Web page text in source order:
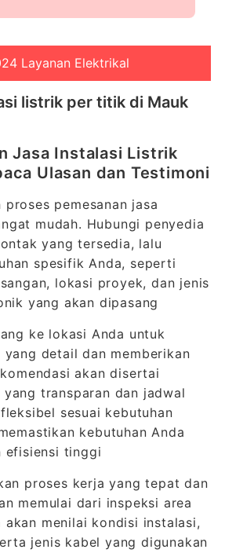
Layanan Elektrikal
listrik per titik di Mauk
Jasa Instalasi Listrik
Ulasan dan Testimoni
proses pemesanan jasa
mudah. Hubungi penyedia
yang tersedia, lalu
spesifik Anda, seperti
lokasi proyek, dan jenis
yang akan dipasang
ke lokasi Anda untuk
yang detail dan memberikan
akan disertai
yang transparan dan jadwal
sesuai kebutuhan
kebutuhan Anda
efisiensi tinggi
proses kerja yang tepat dan
memulai dari inspeksi area
akan menilai kondisi instalasi,
jenis kabel yang digunakan